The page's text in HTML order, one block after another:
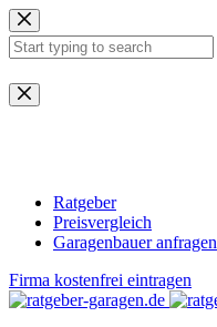
Zum
Inhalt
springen
Keine
Ergebnisse
Ratgeber
Preisvergleich
Garagenbauer anfragen
Firma kostenfrei eintragen